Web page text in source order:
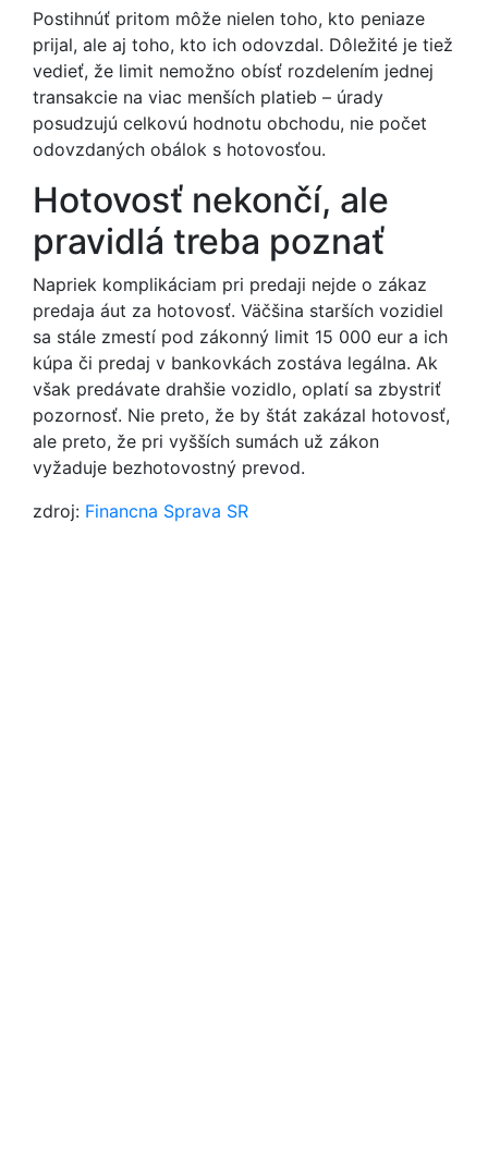
Postihnúť pritom môže nielen toho, kto peniaze
prijal, ale aj toho, kto ich odovzdal. Dôležité je tiež
vedieť, že limit nemožno obísť rozdelením jednej
transakcie na viac menších platieb – úrady
posudzujú celkovú hodnotu obchodu, nie počet
odovzdaných obálok s hotovosťou.
Hotovosť nekončí, ale
pravidlá treba poznať
Napriek komplikáciam pri predaji nejde o zákaz
predaja áut za hotovosť. Väčšina starších vozidiel
sa stále zmestí pod zákonný limit 15 000 eur a ich
kúpa či predaj v bankovkách zostáva legálna. Ak
však predávate drahšie vozidlo, oplatí sa zbystriť
pozornosť. Nie preto, že by štát zakázal hotovosť,
ale preto, že pri vyšších sumách už zákon
vyžaduje bezhotovostný prevod.
zdroj: Financna Sprava SR